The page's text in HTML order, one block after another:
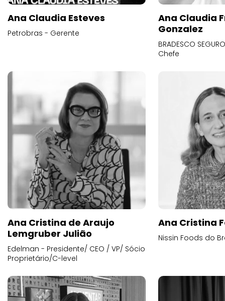
Ana Claudia Esteves
Petrobras - Gerente
Ana Claudia
Gonzalez
BRADESCO
Chefe
Ana Cristina de Araujo
Lemgruber Julião
Edelman - Presidente/ CEO / VP/ Sócio
Proprietário/C-level
Ana Cristina
Nissin Foods do